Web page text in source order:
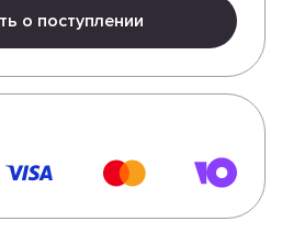
о поступлении